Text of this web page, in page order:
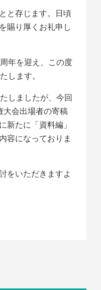
と存じます。日頃
賜り厚くお礼申し
年を迎え、この度
します。
しましたが、今回
大会出場者の寄稿
新たに「資料編」
容になっておりま
をいただきますよ